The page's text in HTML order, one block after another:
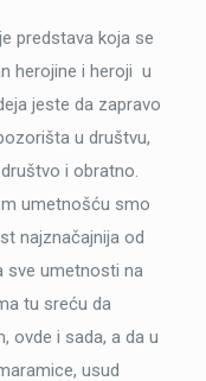
predstava koja se
herojine i heroji u
jeste da zapravo
u društvu,
i obratno.
umetnošću smo
najznačajnija od
sve umetnosti na
tu sreću da
ovde i sada, a da u
usud